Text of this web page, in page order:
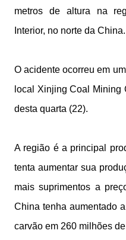
metros de altura na
Interior, no norte da China.
O acidente ocorreu em
local Xinjing Coal Mining
desta quarta (22).
A região é a principal
tenta aumentar sua
mais suprimentos a
China tenha aumentado
carvão em 260 milhões